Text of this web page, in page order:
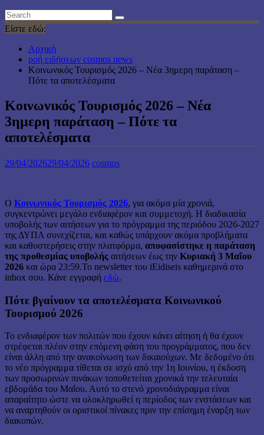
Είστε εδώ:
Αρχική
ροή ειδήσεων cosmos news
Κοινωνικός Τουρισμός 2026 – Νέα 3ημερη παράταση –
Πότε τα αποτελέσματα
Κοινωνικός Τουρισμός 2026 – Νέα
3ημερη παράταση – Πότε τα
αποτελέσματα
29/04/202629/04/2026 cosmos
Ο Κοινωνικός Τουρισμός 2026, για ακόμα μία χρονιά,
συγκεντρώνει μεγάλο ενδιαφέρον και συμμετοχή. Η διαδικασία
υποβολής των αιτήσεων για το πρόγραμμα της περιόδου 2026-2027
της ΔΥΠΑ συνεχίζεται, και καθώς υπάρχουν ακόμα προβλήματα
και καθυστερήσεις στην πλατφόρμα, αποφασίστηκε η παράταση
της προθεσμίας υποβολής αιτήσεων έως την Κυριακή 3 Μαΐου
2026 και ώρα 23:59.Το newsletter του iEidiseis καθημερινά στο
inbox σου. Κάνε εγγραφή εδώ.
Πότε βγαίνουν τα αποτελέσματα Κοινωνικού
Τουρισμού 2026
Το ενδιαφέρον των πολιτών που έχουν κάνει αίτηση ή θα έχουν
στρέφεται πλέον στην επόμενη φάση του προγράμματος, που δεν
είναι άλλη από την ανακοίνωση των δικαιούχων. Με δεδομένο ότι
το νέο πρόγραμμα τίθεται σε ισχύ από την 1η Ιουνίου, η έκδοση
των προσωρινών πινάκων τοποθετείται χρονικά την τελευταία
εβδομάδα του Μαΐου. Αυτό το στενό χρονοδιάγραμμα είναι
απαραίτητο ώστε να ολοκληρωθεί η περίοδος των ενστάσεων και
να αναρτηθούν οι οριστικοί πίνακες πριν την επίσημη έναρξη των
διακοπών.